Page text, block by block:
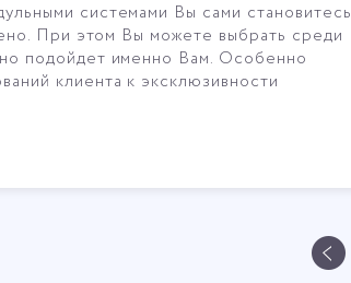
системами Вы сами становитесь
При этом Вы можете выбрать среди
подойдет именно Вам. Особенно
клиента к эксклюзивности